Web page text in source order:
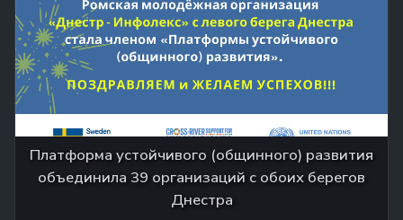
Платформа устойчивого (общинного) развития
объединила 39 организаций с обоих берегов
Днестра